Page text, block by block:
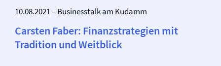
10.08.2021 – Businesstalk am Kudamm
Carsten Faber: Finanzstrategien mit
Tradition und Weitblick